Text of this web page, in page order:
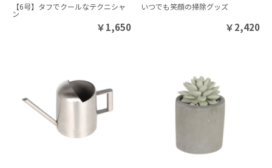
【6号】タフでクールなテクニシャ
ン
￥1,650
いつでも笑顔の掃除グッズ
￥2,420